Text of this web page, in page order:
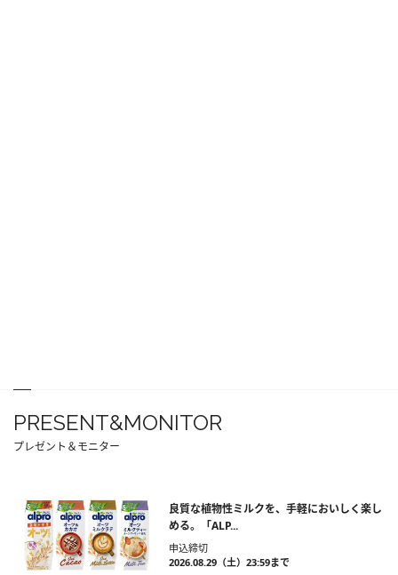
PRESENT&MONITOR
プレゼント＆モニター
良質な植物性ミルクを、手軽においしく楽し
める。「ALP...
申込締切
2026.08.29（土）23:59まで